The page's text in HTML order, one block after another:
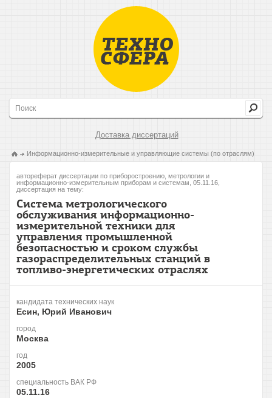
Доставка диссертаций
Информационно-измерительные и управляющие системы (по отраслям)
автореферат диссертации по приборостроению, метрологии и
информационно-измерительным приборам и системам, 05.11.16,
диссертация на тему:
Система метрологического
обслуживания информационно-
измерительной техники для
управления промышленной
безопасностью и сроком службы
газораспределительных станций в
топливо-энергетических отраслях
кандидата технических наук
Есин, Юрий Иванович
город
Москва
год
2005
специальность ВАК РФ
05.11.16